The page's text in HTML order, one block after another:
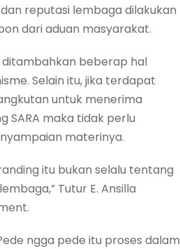
reputasi lembaga dilakukan
dari aduan masyarakat.
beberap hal
Selain itu, jika terdapat
untuk menerima
SARA maka tidak perlu
materinya.
itu bukan selalu tentang
Tutur E. Ansilla
ngga pede itu proses dalam